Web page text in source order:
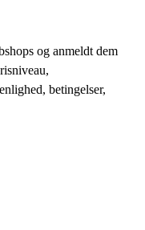
og anmeldt dem
betingelser,